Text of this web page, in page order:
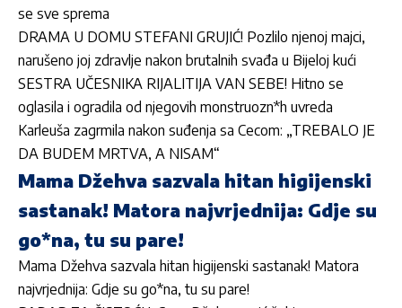
se sve sprema
DRAMA U DOMU STEFANI GRUJIĆ! Pozlilo njenoj majci,
narušeno joj zdravlje nakon brutalnih svađa u Bijeloj kući
SESTRA UČESNIKA RIJALITIJA VAN SEBE! Hitno se
oglasila i ogradila od njegovih monstruozn*h uvreda
Karleuša zagrmila nakon suđenja sa Cecom: „TREBALO JE
DA BUDEM MRTVA, A NISAM“
Mama Džehva sazvala hitan higijenski
sastanak! Matora najvrjednija: Gdje su
go*na, tu su pare!
Mama Džehva sazvala hitan higijenski sastanak! Matora
najvrjednija: Gdje su go*na, tu su pare!